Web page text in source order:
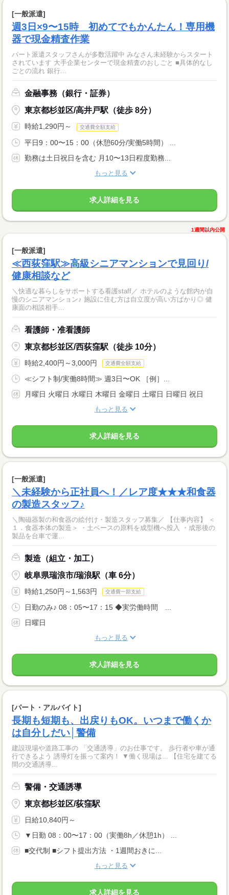
[一般派遣]
週3日×9〜15時 初めてでもかんたん！専用機
器で現金精査作業
パート派遣スタッフさんが多数活躍中 みなさん未経験からスタート
されています 大手企業センターで現金精査のおしごと ■具体的なし
ごとの流れ 銀行...
金融事務（銀行・証券）
東京都杉並区/高井戸駅（徒歩 8分）
時給1,290円～ 交通費全額支給
平日9：00〜15：00（休憩60分/実働5時間） ...
勤務は土日祝日を含む 月10〜13日程度勤務...
もっと見る
求人詳細を見る
1週間以内公開
[一般派遣]
≪西荻窪駅≫高級シニアマンションで見回り/
健康相談など
＼快適な暮らしをサポートする看護staff／ ホテルのような館内が自
慢のシニアマンション♪ 施設に住む方は自立度が高い方ばかり◎ 健
康面の相談相手...
看護師・准看護師
東京都杉並区/西荻窪駅（徒歩 10分）
時給2,400円～3,000円 交通費全額支給
≪シフト制/実働8時間≫ 週3日〜OK ［例］...
月曜日 火曜日 水曜日 木曜日 金曜日 土曜日 日曜日 祝日
もっと見る
求人詳細を見る
[一般派遣]
＼未経験から正社員へ！／レア度★★★和食器
の製造スタッフ♪
＼陶磁器製の和食器の絵付け・製造スタッフ募集／ 【仕事内容】 ＜
１．食器本体の製造＞ ・土ベースの原料を成型機へ投入 ・成形後の
製品を台車で運...
製造（組立・加工）
岐阜県瑞浪市/瑞浪駅（車 6分）
時給1,250円～1,563円 交通費一部支給
日勤のみ♪ 08：05〜17：15 ◆実労働時間 ...
日曜日
もっと見る
求人詳細を見る
[パート・アルバイト]
長期も短期も、出戻りもOK。いつまで働くか
は自分しだい│警備
建設現場や道路工事の 「交通誘導」のお仕事です。 歩行者や車が通
行できるよう 誘導灯を振って案内！ ▼働く現場は... 【住宅を建てる
間の交通誘導...
警備・交通誘導
東京都杉並区/荻窪駅
日給10,840円～
▼日勤 08：00〜17：00（実働8h／休憩1h） ...
■交代制 ■シフト提出方法 ・1週間おきに...
もっと見る
求人詳細を見る